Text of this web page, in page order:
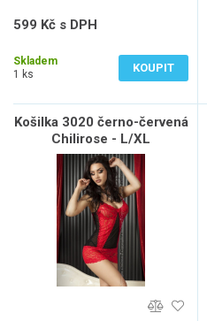
599 Kč s DPH
Skladem
1 ks
KOUPIT
Košilka 3020 černo-červená
Chilirose - L/XL